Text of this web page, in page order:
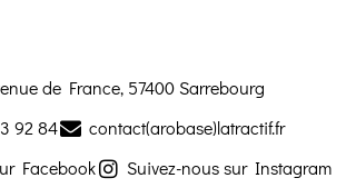
de France, 57400 Sarrebourg
92 84
contact(arobase)latractif.fr
Facebook
Suivez-nous sur Instagram